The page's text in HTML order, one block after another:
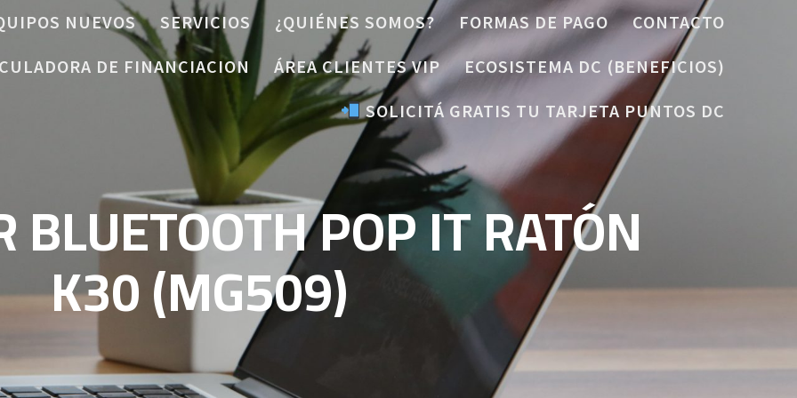
NUEVOS SERVICIOS ¿QUIÉNES SOMOS? FORMAS DE PAGO
CONTACTO
DE FINANCIACION
ÁREA CLIENTES VIP
ECOSISTEMA DC (BENEFICIOS)
SOLICITÁ GRATIS TU TARJETA PUNTOS DC
BLUETOOTH POP IT RATÓN
K30 (MG509)